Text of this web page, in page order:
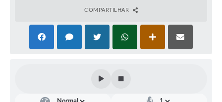
SELEÇÃO PÚBLICA PARA PREVIDÊNCIA COMPLEMENTAR
COMPARTILHAR